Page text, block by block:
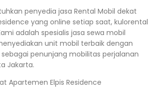
penyedia jasa Rental Mobil dekat
yang online setiap saat, kulorental
adalah spesialis jasa sewa mobil
unit mobil terbaik dengan
penunjang mobilitas perjalanan
Jakarta.